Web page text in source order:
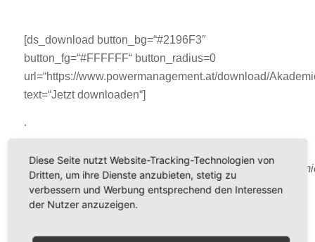
[ds_download button_bg=“#2196F3″
button_fg=“#FFFFFF“ button_radius=0
url=“https://www.powermanagement.at/download/
text=“Jetzt downloaden“]
.
url=“https://www.powermanagement.at/download/
Downloads durchführen.
Diese Seite nutzt Website-Tracking-Technologien von
Dritten, um ihre Dienste anzubieten, stetig zu
verbessern und Werbung entsprechend den Interessen
der Nutzer anzuzeigen.